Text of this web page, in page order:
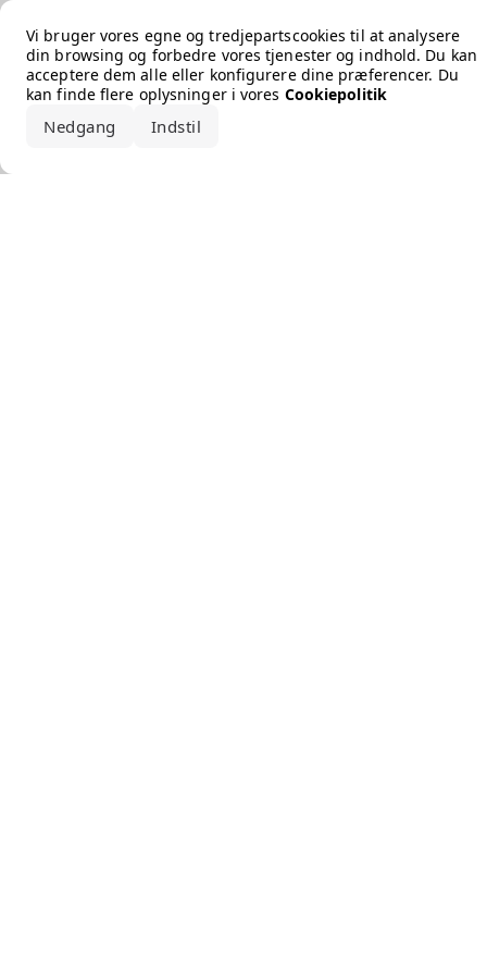
Vi bruger vores egne og tredjepartscookies til at analysere
din browsing og forbedre vores tjenester og indhold. Du kan
acceptere dem alle eller konfigurere dine præferencer. Du
kan finde flere oplysninger i vores Cookiepolitik
Nedgang Indstil
Error loading the brand